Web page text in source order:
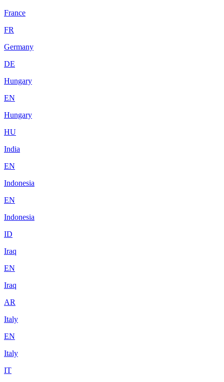
France
FR
Germany
DE
Hungary
EN
Hungary
HU
India
EN
Indonesia
EN
Indonesia
ID
Iraq
EN
Iraq
AR
Italy
EN
Italy
IT